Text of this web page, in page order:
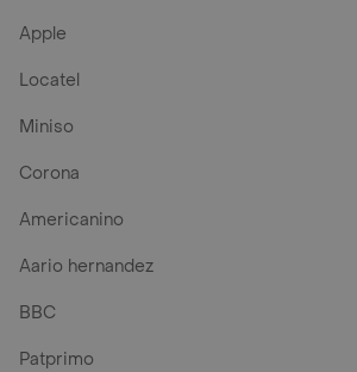
Apple
Locatel
Miniso
Corona
Americanino
Aario hernandez
BBC
Patprimo